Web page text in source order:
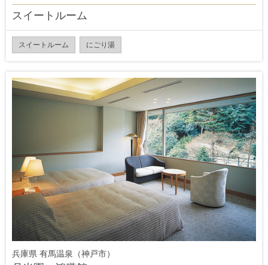
スイートルーム
スイートルーム にごり湯
兵庫県 有馬温泉（神戸市）